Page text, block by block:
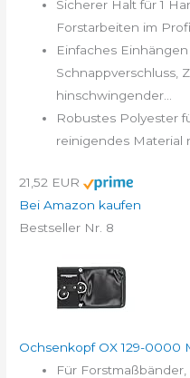
Sicherer Halt für 1
Forstarbeiten im
Einfaches
Schnappverschluss,
hinschwingender...
Robustes Polyester
reinigendes Material
21,52 EUR
Bei Amazon kaufen
Bestseller Nr. 8
Ochsenkopf OX 129-0000
Für